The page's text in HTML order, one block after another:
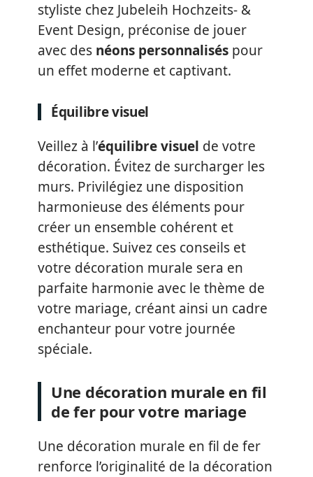
styliste chez Jubeleih Hochzeits- &
Event Design, préconise de jouer
avec des néons personnalisés pour
un effet moderne et captivant.
Équilibre visuel
Veillez à l’équilibre visuel de votre
décoration. Évitez de surcharger les
murs. Privilégiez une disposition
harmonieuse des éléments pour
créer un ensemble cohérent et
esthétique. Suivez ces conseils et
votre décoration murale sera en
parfaite harmonie avec le thème de
votre mariage, créant ainsi un cadre
enchanteur pour votre journée
spéciale.
Une décoration murale en fil
de fer pour votre mariage
Une décoration murale en fil de fer
renforce l’originalité de la décoration